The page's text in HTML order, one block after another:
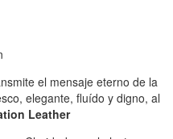
el mensaje eterno de la
elegante, fluído y digno, al
Leather